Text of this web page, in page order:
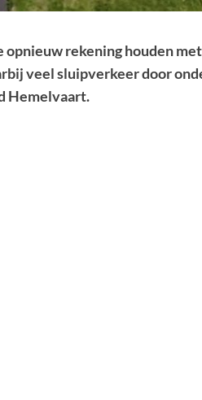
rekening houden
veel sluipverkeer door
Hemelvaart.